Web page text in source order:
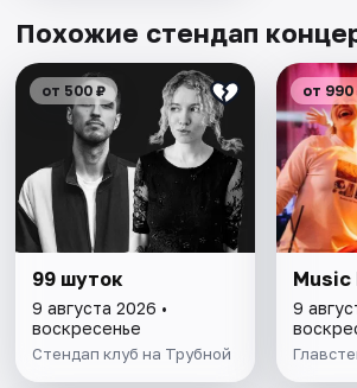
Похожие стендап
от 500 ₽
99 шуток
9 августа 2026 •
воскресенье
Стендап клуб на Трубной
от 990
Music
9